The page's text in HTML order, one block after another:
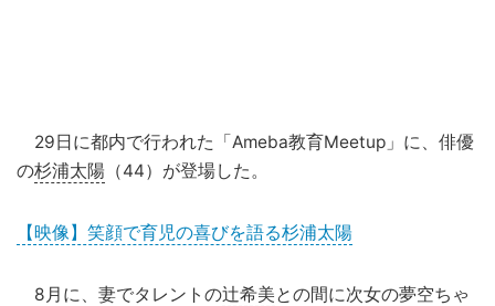
29日に都内で行われた「Ameba教育Meetup」に、俳優
の杉浦太陽 （44）が登場した。
【映像】笑顔で育児の喜びを語る杉浦太陽
8月に、妻でタレントの辻希美との間に次女の夢空ちゃ